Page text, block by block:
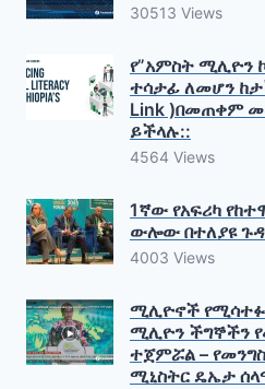
30513 Views
የ”አምስት ሚሊዮን
ተሳታፊ ለመሆን
Link )በመጠቀም
ይችላሉ::
4564 Views
1ኛው የአፍሪካ
ውሎው በተለያዩ
4003 Views
ሚሊዮኖች
ሚሊዮን ችግኞችን
ተጀምሯል –
ሚኒስትር ዴኤታ